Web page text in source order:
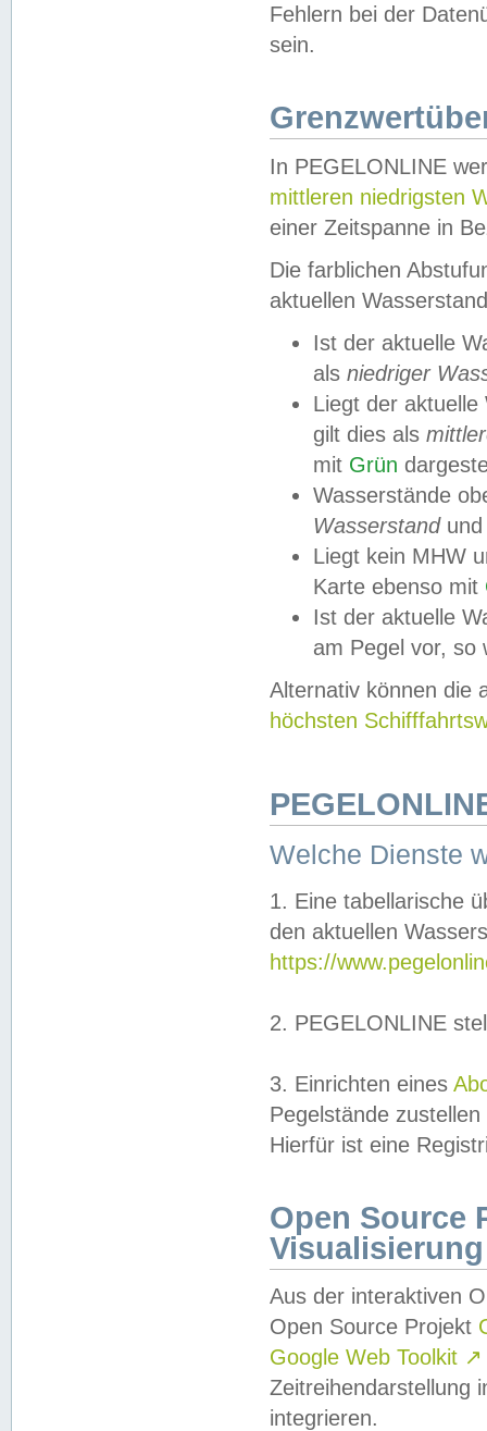
Fehlern bei der
sein.
In PEGELONLINE
mittleren niedrigsten
einer Zeitspanne in
Die farblichen
aktuellen
Ist der aktuelle
als niedriger
Liegt der
gilt dies als
mit Grün
Wasserstände
Wasserstandund
Liegt kein MHW
Karte ebenso mit
Ist der aktuelle
am Pegel vor,
Alternativ können die
höchsten
Welche Dienste
1. Eine tabellarische
den aktuellen
https://
2. PEGELONLINE
3. Einrichten eines
Pegelstände
Hierfür ist eine
Open Source
Visualisierung
Aus der interaktiven
Open Source Projekt
Google Web Toolkit ↗
Zeitreihendarstellung
integrieren.